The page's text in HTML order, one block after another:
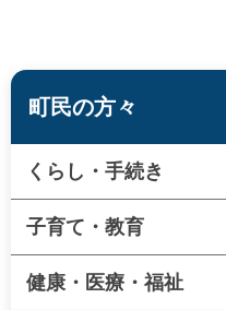
町民の方々
くらし・手続き
子育て・教育
健康・医療・福祉